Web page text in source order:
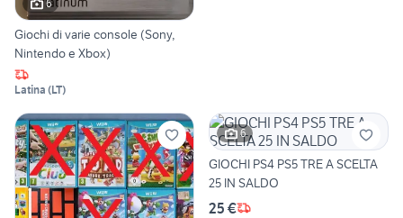
6
Giochi di varie console (Sony,
Nintendo e Xbox)
Latina (LT)
6
GIOCHI PS4 PS5 TRE A SCELTA
25 IN SALDO
25 €